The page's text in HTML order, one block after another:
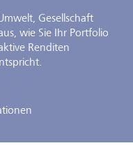
Gesellschaft
wie Sie Ihr Portfolio
Renditen